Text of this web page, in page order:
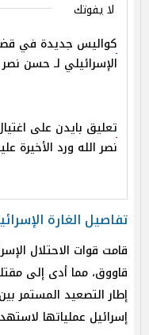
لا يفوتك
كواليس جديدة في
الإسرائيلي لـ حسن نصر
تعليق بايدن على
نصر الله ورد الأخيرة
تفاصيل الغارة
قامت قوات الاحتلال
قاووق، مما أدى إلى
إطار التصعيد المستمر
إسرائيل عملياتها